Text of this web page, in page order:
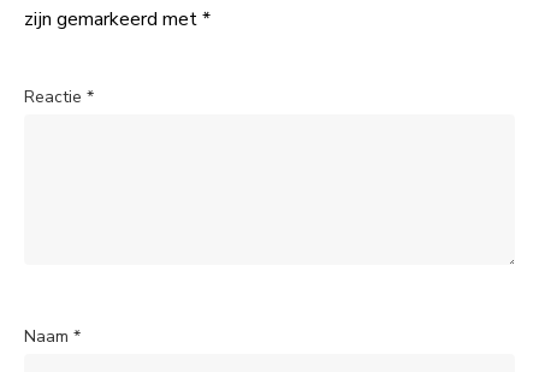
zijn gemarkeerd met*
Reactie *
Naam *